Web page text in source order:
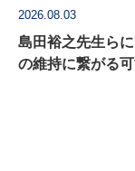
2026.08.03
島田裕之先生ら
の維持に繋がる